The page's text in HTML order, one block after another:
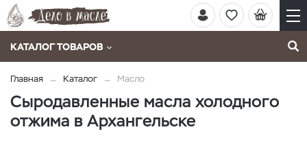
КАТАЛОГ ТОВАРОВ
Главная Каталог Масло
Сыродавленные масла холодного
отжима в Архангельске